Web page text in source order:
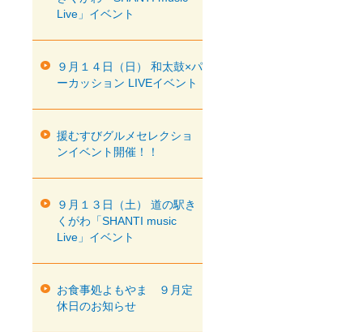
Live」イベント
９月１４日（日） 和太鼓×パ
ーカッション LIVEイベント
援むすびグルメセレクショ
ンイベント開催！！
９月１３日（土） 道の駅き
くがわ「SHANTI music
Live」イベント
お食事処よもやま ９月定
休日のお知らせ